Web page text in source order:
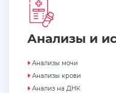
Анализы и
Анализы мочи
Анализы крови
Анализ на ДНК